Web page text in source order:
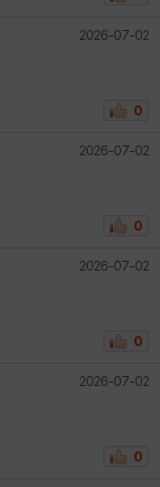
2026-07-02
0
2026-07-02
0
2026-07-02
0
2026-07-02
0